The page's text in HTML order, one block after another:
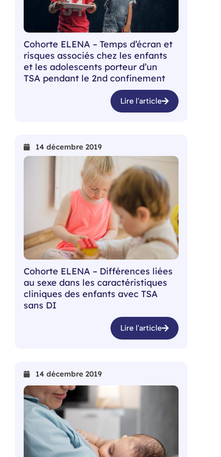
Cohorte ELENA – Temps d’écran et
risques associés chez les enfants
et les adolescents porteur d’un
TSA pendant le 2nd confinement
Lire l'article
14 décembre 2019
Cohorte ELENA – Différences liées
au sexe dans les caractéristiques
cliniques des enfants avec TSA
sans DI
Lire l'article
14 décembre 2019